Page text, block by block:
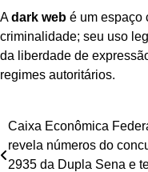
Adark web é um espaço
criminalidade; seu uso
da liberdade de
regimes autoritários.
Navegação
de
Caixa Econômica
revela números do
2935 da Dupla Sena e